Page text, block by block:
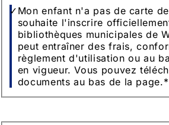
Mon enfant n'a pas de carte
souhaite l'inscrire
bibliothèques municipales de
peut entraîner des frais,
règlement d'utilisation ou au
en vigueur. Vous pouvez
documents au bas de la page.*